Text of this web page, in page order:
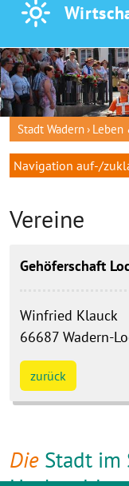
Stadt Wadern Leben
Navigation auf-/
Vereine
Gehöferschaft
Winfried Klauck
66687 Wadern-
zurück
Die Stadt im